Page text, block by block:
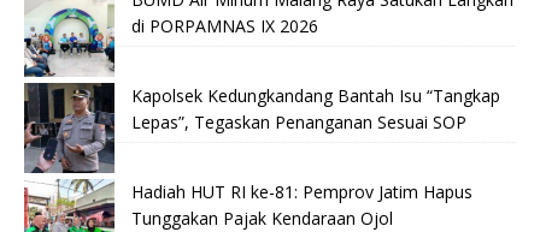
di PORPAMNAS IX 2026
Kapolsek Kedungkandang Bantah Isu “Tangkap
Lepas”, Tegaskan Penanganan Sesuai SOP
Hadiah HUT RI ke-81: Pemprov Jatim Hapus
Tunggakan Pajak Kendaraan Ojol